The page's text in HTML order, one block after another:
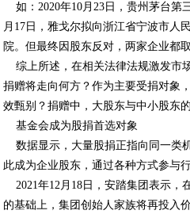
第05版
第06版
第07版
如：2020年10月23日，贵州茅台第
月17日，雅戈尔拟向浙江省宁波市人
院。但最终因股东反对，两家企业都
综上所述，在相关法律法规激发市
捐赠将走向何方？作为主要受捐对象
效甄别？捐赠中，大股东与中小股东
基金会成为股捐首选对象
数据显示，大量股捐正指向同一类
此成为企业股东，通过各种方式参与
2021年12月18日，安踏集团表示，
的基础上，集团创始人家族将再投入